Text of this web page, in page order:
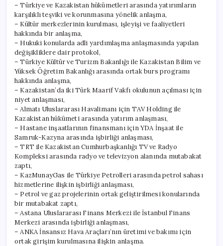
– Türkiye ve Kazakistan hükümetleri arasında yatırımların
karşılıklı teşviki ve korunmasına yönelik anlaşma,
– Kültür merkezlerinin kurulması, işleyişi ve faaliyetleri
hakkında bir anlaşma,
– Hukuki konularda adli yardımlaşma anlaşmasında yapılan
değişikliklere dair protokol,
– Türkiye Kültür ve Turizm Bakanlığı ile Kazakistan Bilim ve
Yüksek Öğretim Bakanlığı arasında ortak burs programı
hakkında anlaşma,
– Kazakistan’da iki Türk Maarif Vakfı okulunun açılması için
niyet anlaşması,
– Almatı Uluslararası Havalimanı için TAV Holding ile
Kazakistan hükümeti arasında yatırım anlaşması,
– Hastane inşaatlarının finansmanı için YDA İnşaat ile
Samruk-Kazyna arasında işbirliği anlaşması,
– TRT ile Kazakistan Cumhurbaşkanlığı TV ve Radyo
Kompleksi arasında radyo ve televizyon alanında mutabakat
zaptı,
– KazMunayGas ile Türkiye Petrolleri arasında petrol sahası
hizmetlerine ilişkin işbirliği anlaşması,
– Petrol ve gaz projelerinin ortak geliştirilmesi konularında
bir mutabakat zaptı,
– Astana Uluslararası Finans Merkezi ile İstanbul Finans
Merkezi arasında işbirliği anlaşması,
– ANKA İnsansız Hava Araçları’nın üretimi ve bakımı için
ortak girişim kurulmasına ilişkin anlaşma.